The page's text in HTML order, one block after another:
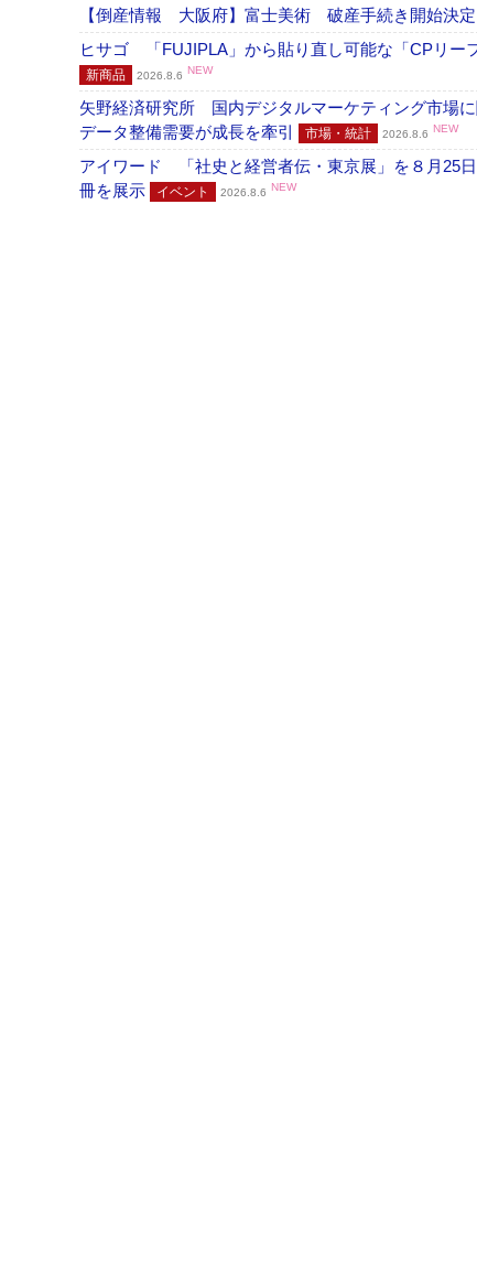
【倒産情報 大阪府】富士美術 破産手続き開始決定
ヒサゴ 「FUJIPLA」から貼り直し可能な「CPリ
新商品 2026.8.6 NEW
矢野経済研究所 国内デジタルマーケティング市場
データ整備需要が成長を牽引
市場・統計 2026.8.6 NEW
アイワード 「社史と経営者伝・東京展」を８月25
冊を展示
イベント 2026.8.6 NEW